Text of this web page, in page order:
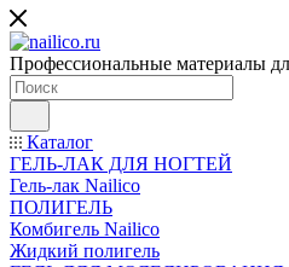
Профессиональные материалы
Каталог
ГЕЛЬ-ЛАК ДЛЯ НОГТЕЙ
Гель-лак Nailico
ПОЛИГЕЛЬ
Комбигель Nailico
Жидкий полигель